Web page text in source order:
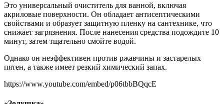
Это универсальный очиститель для ванной, включая
акриловые поверхности. Он обладает антисептическими
свойствами и образует защитную пленку на сантехнике, что
снижает загрязнения. После нанесения средства подождите 10
минут, затем тщательно смойте водой.
Однако он неэффективен против ржавчины и застарелых
пятен, а также имеет резкий химический запах.
https://www.youtube.com/embed/p06tbbBQqcE